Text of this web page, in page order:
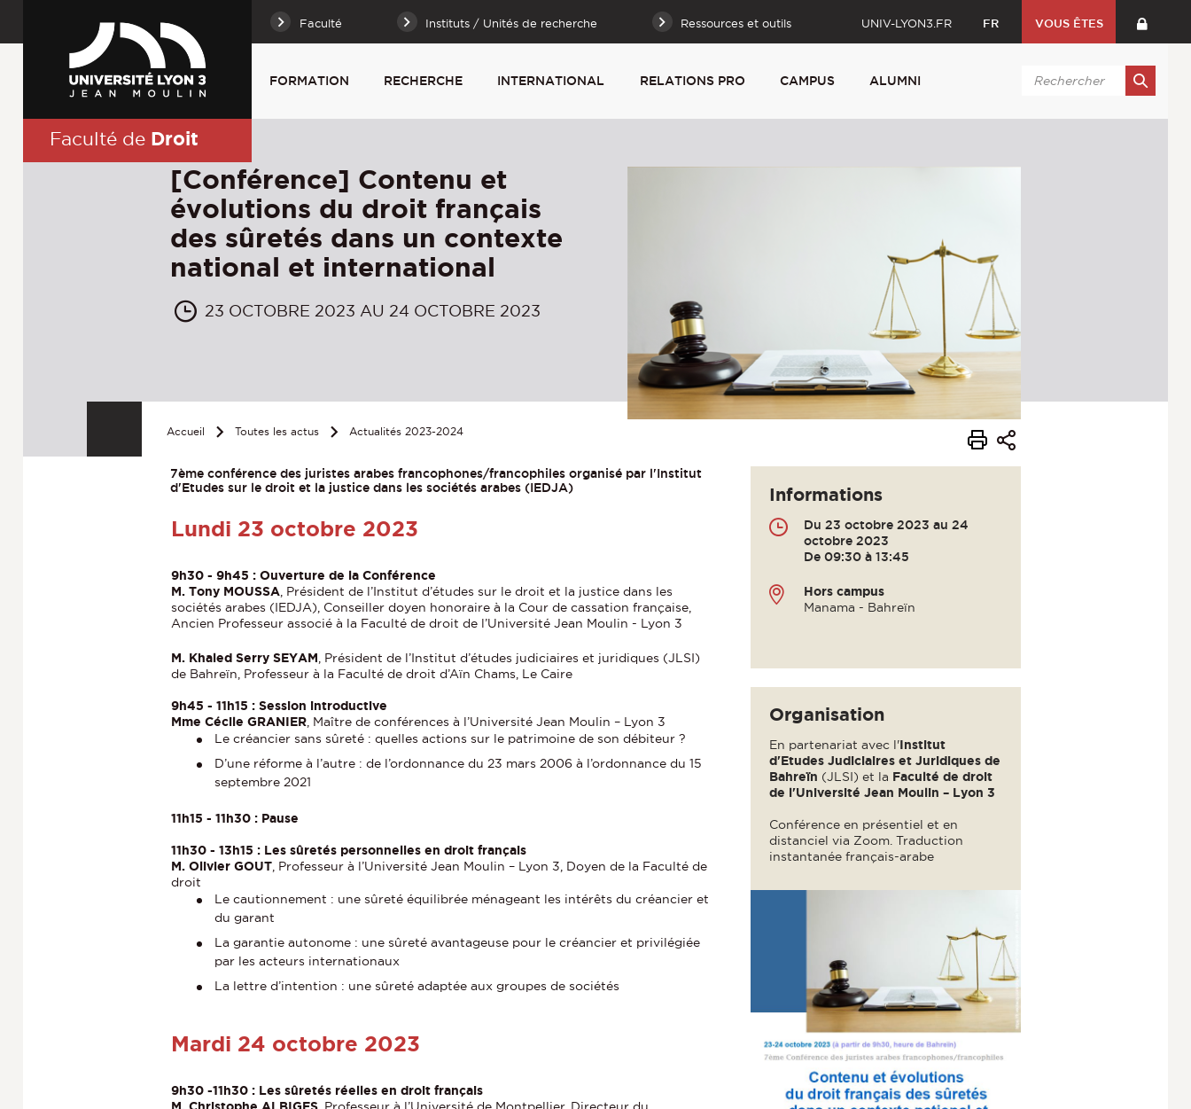
Faculté Instituts / Unités de recherche Ressources et outils UNIV-LYON3.FR FR VOUS ÊTES
FORMATION RECHERCHE INTERNATIONAL RELATIONS PRO CAMPUS ALUMNI
Faculté de Droit
[Conférence] Contenu et
évolutions du droit français
des sûretés dans un contexte
national et international
23 OCTOBRE 2023 AU 24 OCTOBRE 2023
Accueil Toutes les actus Actualités 2023-2024
7ème conférence des juristes arabes francophones/francophiles organisé par l'Institut
d'Etudes sur le droit et la justice dans les sociétés arabes (IEDJA)
Lundi 23 octobre 2023
9h30 - 9h45 : Ouverture de la Conférence
M. Tony MOUSSA , Président de l’Institut d’études sur le droit et la justice dans les
sociétés arabes (IEDJA), Conseiller doyen honoraire à la Cour de cassation française,
Ancien Professeur associé à la Faculté de droit de l’Université Jean Moulin - Lyon 3
M. Khaled Serry SEYAM , Président de l’Institut d’études judiciaires et juridiques (JLSI)
de Bahreïn, Professeur à la Faculté de droit d’Aïn Chams, Le Caire
9h45 - 11h15 : Session introductive
Mme Cécile GRANIER , Maître de conférences à l’Université Jean Moulin – Lyon 3
Le créancier sans sûreté : quelles actions sur le patrimoine de son débiteur ?
D’une réforme à l’autre : de l’ordonnance du 23 mars 2006 à l’ordonnance du 15
septembre 2021
11h15 - 11h30 : Pause
11h30 - 13h15 : Les sûretés personnelles en droit français
M. Olivier GOUT , Professeur à l’Université Jean Moulin – Lyon 3, Doyen de la Faculté de
droit
Le cautionnement : une sûreté équilibrée ménageant les intérêts du créancier et
du garant
La garantie autonome : une sûreté avantageuse pour le créancier et privilégiée
par les acteurs internationaux
La lettre d’intention : une sûreté adaptée aux groupes de sociétés
Mardi 24 octobre 2023
9h30 -11h30 : Les sûretés réelles en droit français
M. Christophe ALBIGES , Professeur à l’Université de Montpellier, Directeur du
Informations
Du 23 octobre 2023 au 24
octobre 2023
De 09:30 à 13:45
Hors campus
Manama - Bahreïn
Organisation
En partenariat avec l'Institut
d'Etudes Judiciaires et Juridiques de
Bahreïn (JLSI) et la Faculté de droit
de l'Université Jean Moulin – Lyon 3
Conférence en présentiel et en
distanciel via Zoom. Traduction
instantanée français-arabe